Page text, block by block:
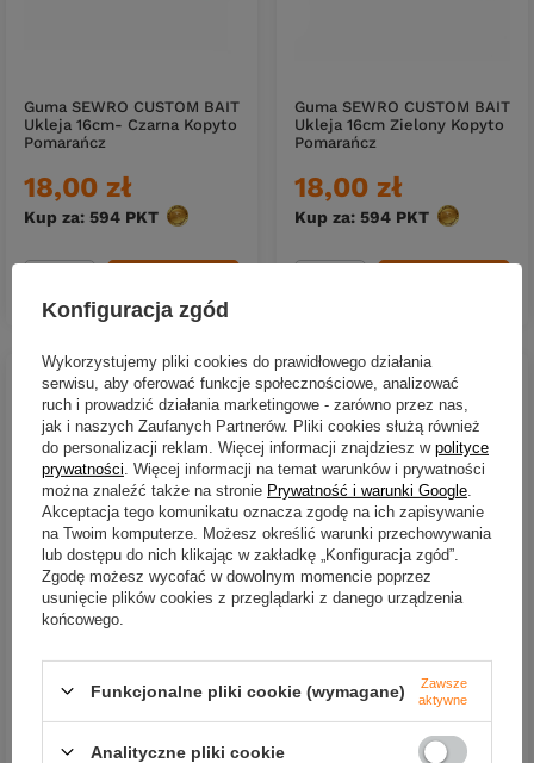
Guma SEWRO CUSTOM BAIT
Ukleja 16cm- Czarna Kopyto
Pomarańcz
18,00 zł
Kup za: 594 PKT punktów
Guma SEWRO CUSTOM BAIT
Ukleja 16cm Zielony Kopyto
Pomarańcz
18,00 zł
Kup za: 594 PKT punktów
Guma SEWRO CUSTOM BAIT
Ukleja 16cm Oliwka Kopyto
18,00 zł
Guma SEWRO CUSTOM BAIT
18,00 zł
punktów
Konfiguracja zgód
Wykorzystujemy pliki cookies do prawidłowego działania
serwisu, aby oferować funkcje społecznościowe, analizować
ruch i prowadzić działania marketingowe - zarówno przez nas,
jak i naszych Zaufanych Partnerów. Pliki cookies służą również
do personalizacji reklam. Więcej informacji znajdziesz w polityce
prywatności . Więcej informacji na temat warunków i prywatności
można znaleźć także na stronie Prywatność i warunki Google
Akceptacja tego komunikatu oznacza zgodę na ich zapisywanie
na Twoim komputerze. Możesz określić warunki przechowywania
lub dostępu do nich klikając w zakładkę „Konfiguracja zgód”.
Zgodę możesz wycofać w dowolnym momencie poprzez
usunięcie plików cookies z przeglądarki z danego urządzenia
końcowego.
Funkcjonalne pliki cookie (wymagane)
Zawsze
aktywne
Analityczne pliki cookie